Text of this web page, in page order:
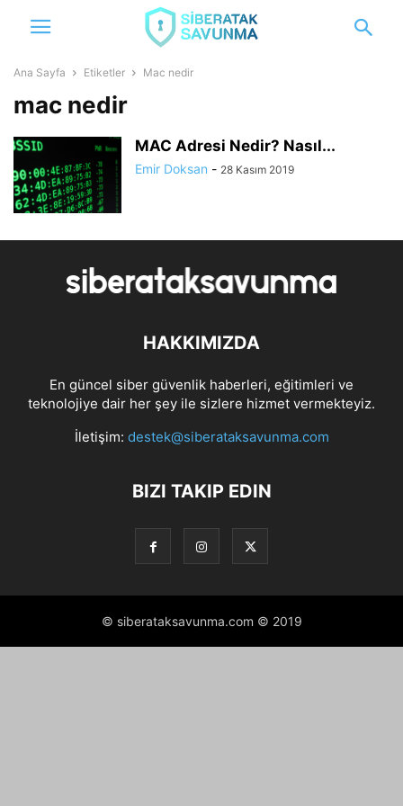
Ana Sayfa Etiketler Mac nedir
mac nedir
MAC Adresi Nedir? Nasıl...
Emir Doksan - 28 Kasım 2019
HAKKIMIZDA
En güncel siber güvenlik haberleri, eğitimleri ve
teknolojiye dair her şey ile sizlere hizmet vermekteyiz.
İletişim: destek@siberataksavunma.com
BIZI TAKIP EDIN
© siberataksavunma.com © 2019